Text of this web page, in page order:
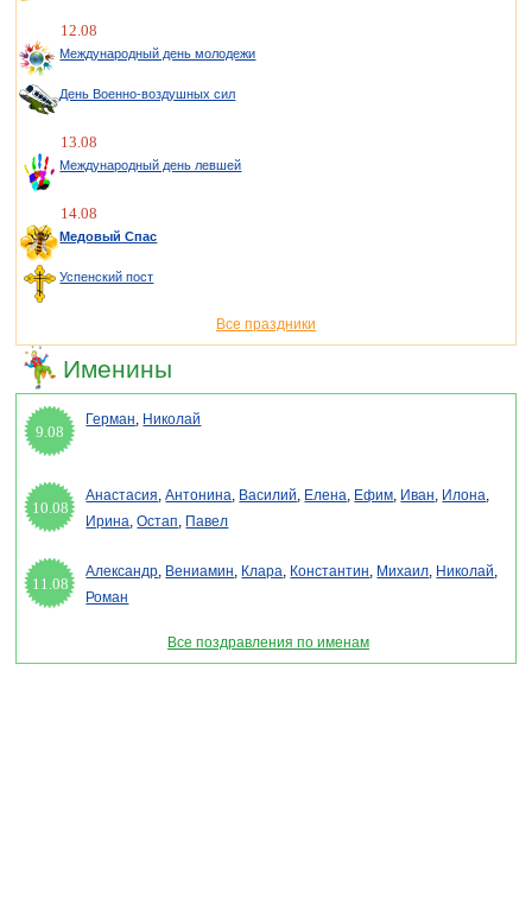
12.08
Международный день молодежи
День Военно-воздушных сил
13.08
Международный день левшей
14.08
Медовый Спас
Успенский пост
Все праздники
Именины
9.08
Герман, Николай
10.08
Анастасия,Антонина, Василий, Елена, Ефим, Иван, Илона,
Ирина,Остап, Павел
11.08
Александр, Вениамин, Клара, Константин, Михаил, Николай,
Роман
Все поздравления по именам